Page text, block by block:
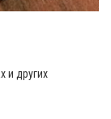
и других